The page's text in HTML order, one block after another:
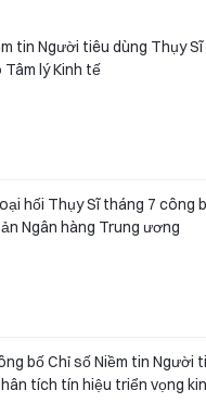
tin Người tiêu dùng Thụy
lý Kinh tế
hối Thụy Sĩ tháng 7 công
Ngân hàng Trung ương
bố Chỉ số Niềm tin Người
tích tín hiệu triển vọng